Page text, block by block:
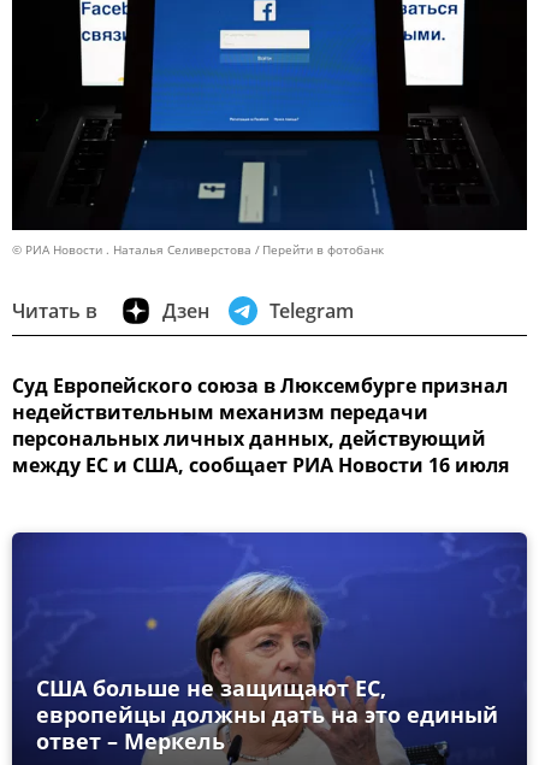
© РИА Новости . Наталья Селиверстова Перейти в фотобанк
Читать в Дзен Telegram
Суд Европейского союза в Люксембурге признал
недействительным механизм передачи
персональных личных данных, действующий
между ЕС и США, сообщает РИА Новости 16 июля
США больше не защищают ЕС,
европейцы должны дать на это единый
ответ – Меркель